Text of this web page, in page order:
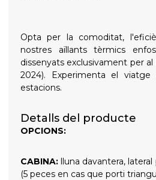
Opta per la comoditat,
nostres aïllants tèrmics
dissenyats exclusivament per
2024). Experimenta el
estacions.
Detalls del producte
OPCIONS:
CABINA: lluna davantera,
(5 peces en cas que porti